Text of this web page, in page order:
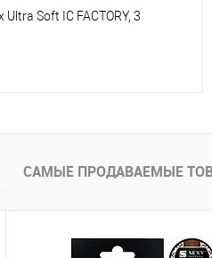
Soft IC FACTORY, 3
Сравнение
В наличии
САМЫЕ ПРОДАВАЕМЫЕ